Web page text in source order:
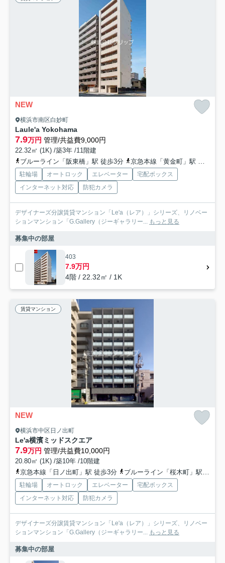
NEW
横浜市南区白妙町
Laule'a Yokohama
7.9万円 管理/共益費9,000円
22.32㎡ (1K) /築3年 /11階建
ブルーライン「阪東橋」駅 徒歩3分
京急本線「黄金町」駅 徒歩9分
駐輪場 オートロック エレベーター
宅配ボックス
インターネット対応
防犯カメラ
デザイナーズ分譲賃貸マンション「Le'a（レア）」シリーズ、リノベー
ションマンション「G.Gallery（ジーギャラリー... もっと見る
募集中の部屋
403
7.9万円
4階 / 22.32㎡ / 1K
賃貸マンション
NEW
横浜市中区日ノ出町
Le'a横濱ミッドスクエア
7.9万円 管理/共益費10,000円
20.80㎡ (1K) /築10年 /10階建
京急本線「日ノ出町」駅 徒歩3分
ブルーライン「桜木町」駅 徒歩9分
駐輪場 オートロック エレベーター
宅配ボックス
インターネット対応
防犯カメラ
デザイナーズ分譲賃貸マンション「Le'a（レア）」シリーズ、リノベー
ションマンション「G.Gallery（ジーギャラリー... もっと見る
募集中の部屋